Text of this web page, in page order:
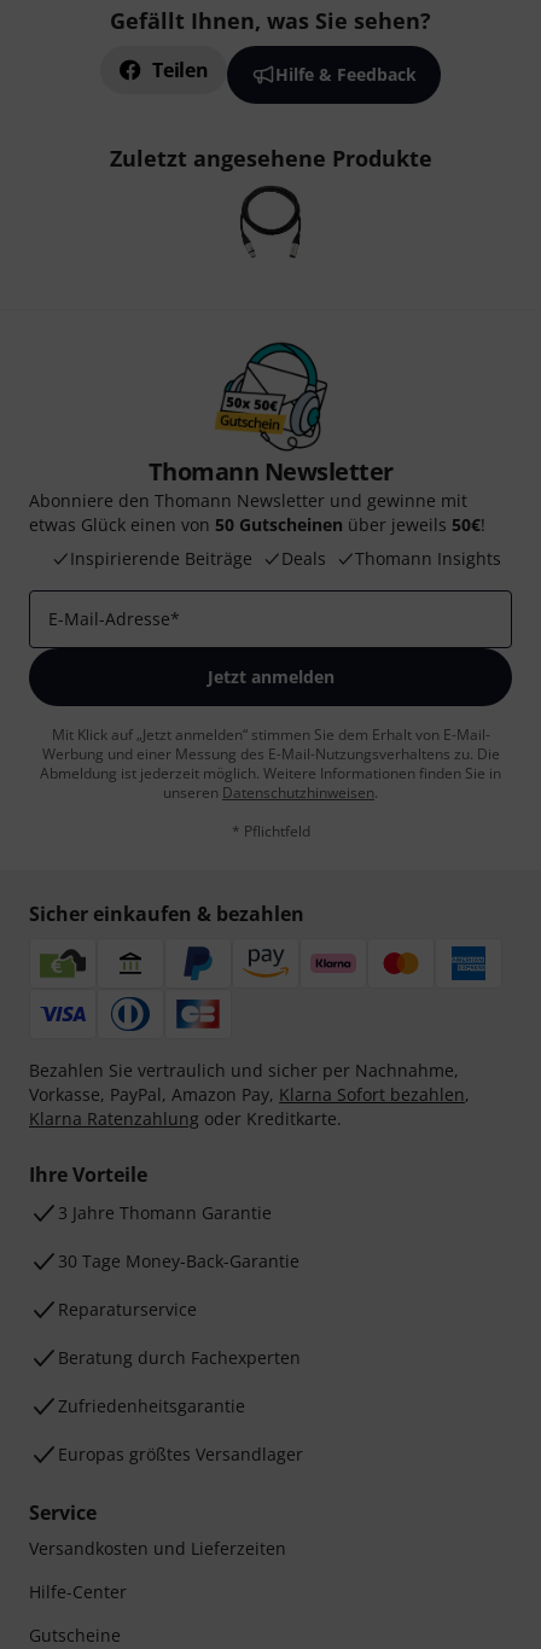
Gefällt Ihnen, was Sie sehen?
Teilen Hilfe & Feedback
Zuletzt angesehene Produkte
Thomann Newsletter
Abonniere den Thomann Newsletter und gewinne mit
etwas Glück einen von 50 Gutscheinen über jeweils 50€!
Inspirierende Beiträge
Deals Thomann Insights
E-Mail-Adresse*
Jetzt anmelden
Mit Klick auf „Jetzt anmelden“ stimmen Sie dem Erhalt von E-Mail-
Werbung und einer Messung des E-Mail-Nutzungsverhaltens zu. Die
Abmeldung ist jederzeit möglich. Weitere Informationen finden Sie in
unseren Datenschutzhinweisen.
* Pflichtfeld
Sicher einkaufen & bezahlen
Bezahlen Sie vertraulich und sicher per Nachnahme,
Vorkasse, PayPal, Amazon Pay, Klarna Sofort bezahlen,
Klarna Ratenzahlung oder Kreditkarte.
Ihre Vorteile
3 Jahre Thomann Garantie
30 Tage Money-Back-Garantie
Reparaturservice
Beratung durch Fachexperten
Zufriedenheitsgarantie
Europas größtes Versandlager
Service
Versandkosten und Lieferzeiten
Hilfe-Center
Gutscheine